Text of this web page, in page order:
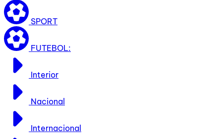
SPORT
FUTEBOL:
Interior
Nacional
Internacional